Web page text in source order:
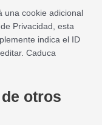
cookie adicional
Privacidad, esta
indica el ID
Caduca
otros